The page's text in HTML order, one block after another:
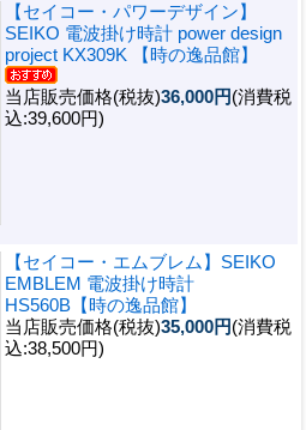
【セイコー・パワーデザイン】
SEIKO 電波掛け時計 power design
project KX309K 【時の逸品館】
当店販売価格(税抜)36,000円(消費税
込:39,600円)
【セイコー・エムブレム】SEIKO
EMBLEM 電波掛け時計
HS560B【時の逸品館】
当店販売価格(税抜)35,000円(消費税
込:38,500円)